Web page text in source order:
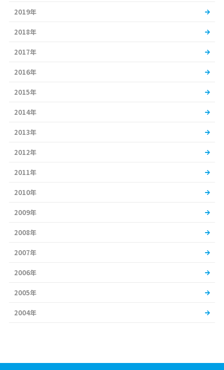
2019年
2018年
2017年
2016年
2015年
2014年
2013年
2012年
2011年
2010年
2009年
2008年
2007年
2006年
2005年
2004年